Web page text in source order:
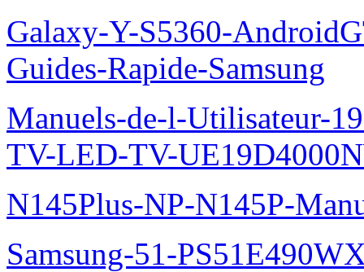
Galaxy-Y-S5360-
Guides-Rapide-Samsung
Manuels-de-l-Utilisateur-
TV-LED-TV-
N145Plus-NP-N145P-
Samsung-51-